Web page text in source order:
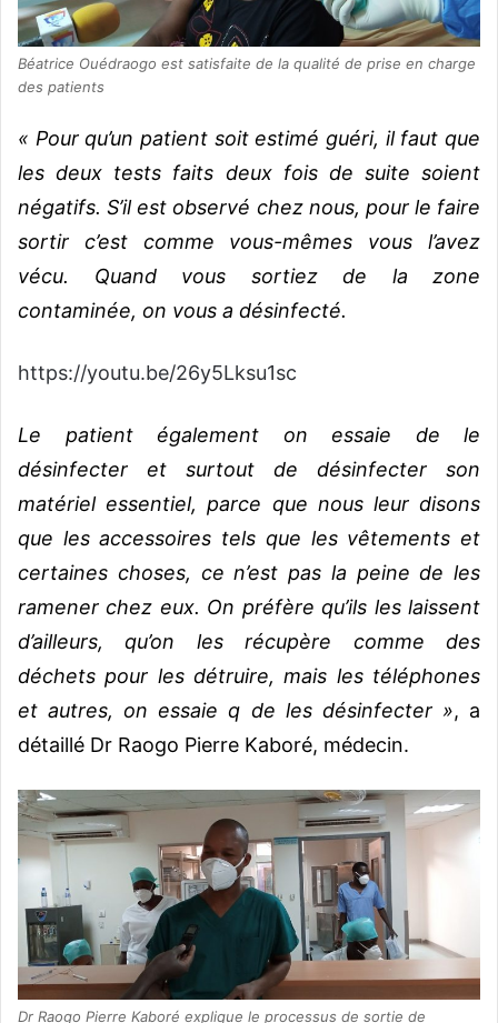
Béatrice Ouédraogo est satisfaite de la qualité de prise en charge
des patients
« Pour qu’un patient soit estimé guéri, il faut que
les deux tests faits deux fois de suite soient
négatifs. S’il est observé chez nous, pour le faire
sortir c’est comme vous-mêmes vous l’avez
vécu. Quand vous sortiez de la zone
contaminée, on vous a désinfecté.
https://youtu.be/26y5Lksu1sc
Le patient également on essaie de le
désinfecter et surtout de désinfecter son
matériel essentiel, parce que nous leur disons
que les accessoires tels que les vêtements et
certaines choses, ce n’est pas la peine de les
ramener chez eux. On préfère qu’ils les laissent
d’ailleurs, qu’on les récupère comme des
déchets pour les détruire, mais les téléphones
et autres, on essaie q de les désinfecter », a
détaillé Dr Raogo Pierre Kaboré, médecin.
Dr Raogo Pierre Kaboré explique le processus de sortie de